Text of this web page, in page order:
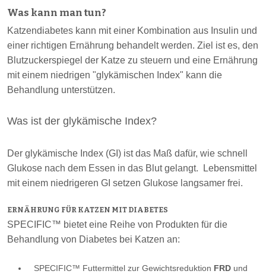
Was kann man tun?
Katzendiabetes kann mit einer Kombination aus Insulin und
einer richtigen Ernährung behandelt werden. Ziel ist es, den
Blutzuckerspiegel der Katze zu steuern und eine Ernährung
mit einem niedrigen "glykämischen Index" kann die
Behandlung unterstützen.
Was ist der glykämische Index?
Der glykämische Index (GI) ist das Maß dafür, wie schnell
Glukose nach dem Essen in das Blut gelangt. Lebensmittel
mit einem niedrigeren GI setzen Glukose langsamer frei.
ERNÄHRUNG FÜR KATZEN MIT DIABETES
SPECIFIC™ bietet eine Reihe von Produkten für die
Behandlung von Diabetes bei Katzen an:
SPECIFIC™ Futtermittel zur Gewichtsreduktion FRD und